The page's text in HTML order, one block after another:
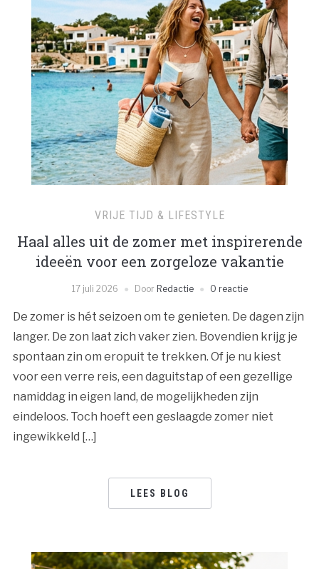
VRIJE TIJD & LIFESTYLE
Haal alles uit de zomer met inspirerende
ideeën voor een zorgeloze vakantie
17 juli 2026 Door Redactie 0 reactie
De zomer is hét seizoen om te genieten. De dagen zijn
langer. De zon laat zich vaker zien. Bovendien krijg je
spontaan zin om eropuit te trekken. Of je nu kiest
voor een verre reis, een daguitstap of een gezellige
namiddag in eigen land, de mogelijkheden zijn
eindeloos. Toch hoeft een geslaagde zomer niet
ingewikkeld […]
LEES BLOG